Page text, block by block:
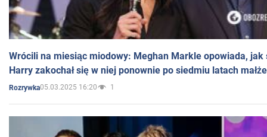
Wrócili na miesiąc miodowy: Meghan Markle opowiada, jak
Harry zakochał się w niej ponownie po siedmiu latach
Rozrywka05.03.2025 16:20 1